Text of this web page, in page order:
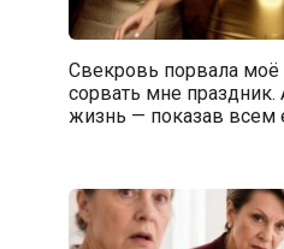
Свекровь порвала моё
сорвать мне праздник.
жизнь — показав всем